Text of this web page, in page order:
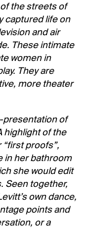
the streets of
captured life on
and air
These intimate
women in
They are
more theater
presentation of
highlight of the
proofs”,
in her bathroom
she would edit
Seen together,
own dance,
points and
or a